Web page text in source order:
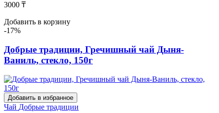
3000 ₸
Добавить в корзину
-17%
Добрые традиции, Гречишный чай Дыня-
Ваниль, стекло, 150г
Добавить в избранное
Чай Добрые традиции